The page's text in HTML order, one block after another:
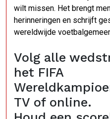
wilt missen. Het brengt
herinneringen en schrijft
wereldwijde
Volg alle
het FIFA
TV of online.